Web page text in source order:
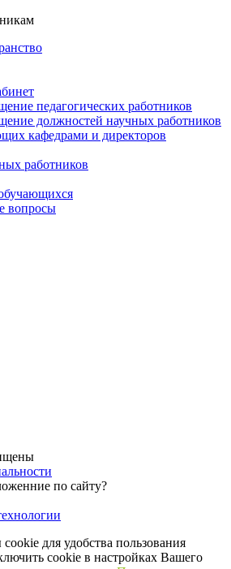
педагогических работников
должностей научных работников
кафедрами и директоров
работников
вопросы
по сайту?
для удобства пользования
cookie в настройках Вашего